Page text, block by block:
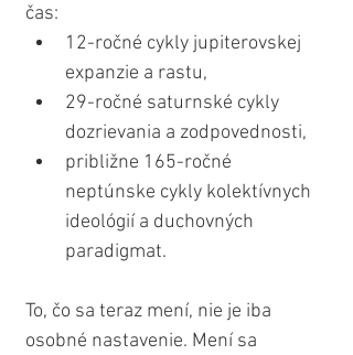
čas:
12-ročné cykly jupiterovskej
expanzie a rastu,
29-ročné saturnské cykly
dozrievania a zodpovednosti,
približne 165-ročné
neptúnske cykly kolektívnych
ideológií a duchovných
paradigmat.
To, čo sa teraz mení, nie je iba
osobné nastavenie. Mení sa